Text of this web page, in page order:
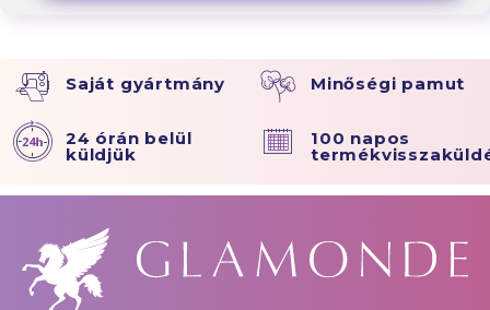
Saját gyártmány Minőségi pamut
24 órán belül
küldjük
100 napos